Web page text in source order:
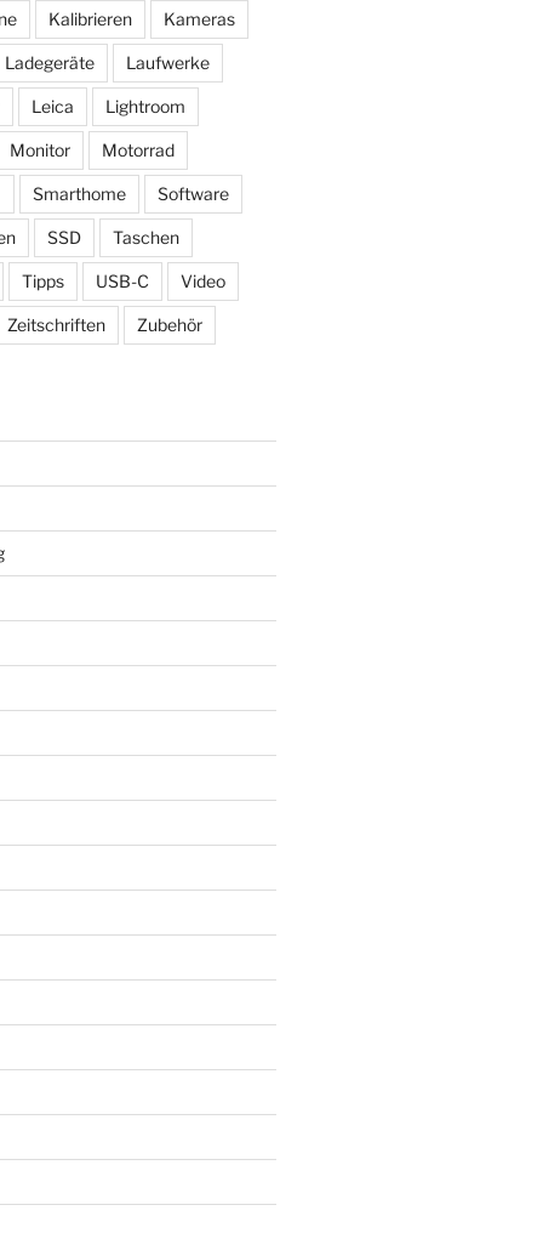
Kalibrieren Kameras
Ladegeräte Laufwerke
Leica Lightroom
Monitor Motorrad
Smarthome Software
SSD Taschen
Tipps USB-C Video
Zeitschriften Zubehör